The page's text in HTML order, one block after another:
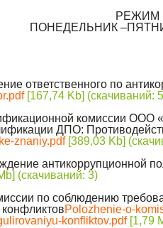
РЕЖИМ
ПОНЕДЕЛЬНИК
ответственного по
[167,74 Kb] (cкачиваний:
комиссии ООО
ДПО:
znaniy.pdf[389,03 Kb]
антикоррупционной
(cкачиваний: 3)
по соблюдению
Polozhenie-o-
konfliktov.pdf[1,79